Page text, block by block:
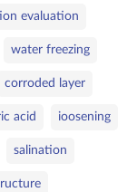
evaluation
water freezing
corroded layer
acid ioosening
salination